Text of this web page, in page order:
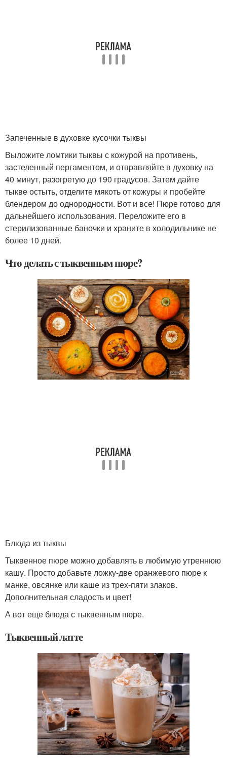
Запеченные в духовке кусочки тыквы
Выложите ломтики тыквы с кожурой на противень,
застеленный пергаментом, и отправляйте в духовку на
40 минут, разогретую до 190 градусов. Затем дайте
тыкве остыть, отделите мякоть от кожуры и пробейте
блендером до однородности. Вот и все! Пюре готово для
дальнейшего использования. Переложите его в
стерилизованные баночки и храните в холодильнике не
более 10 дней.
Что делать с тыквенным пюре?
Блюда из тыквы
Тыквенное пюре можно добавлять в любимую утреннюю
кашу. Просто добавьте ложку-две оранжевого пюре к
манке, овсянке или каше из трех-пяти злаков.
Дополнительная сладость и цвет!
А вот еще блюда с тыквенным пюре.
Тыквенный латте